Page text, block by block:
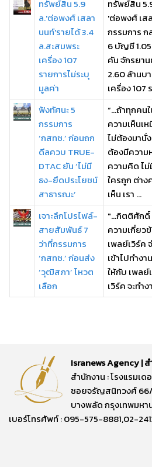
ทรัพย์สิน 5.9
ล.'ต่อพงศ์ เสลา
นนท์'รายได้ 3.4
ล.สะสมพระ
เครื่อง 107
รายการไม่ระบุ
มูลค่า
ทรัพย์สิน
'ต่อพงศ์ เส
กรรมการ ก
6 บัญชี
คัน จักรยา
2.60 ล้านบ
เครื่อง 107
ฟังทัศนะ 5
กรรมการ
‘กสทช.’ ก่อนถก
ดีลควบ TRUE-
DTAC ยัน ‘ไม่มี
ธง-ยึดประโยชน์
สาธารณะ’
“…ถ้าทุกคน
ความเห็นเ
ไม่ต้องมานั่
ต้องมีความ
ความคิด ไ
ใครถูก ต่า
เห็น เรา ...
เจาะลึกโปรไฟล์-
สายสัมพันธ์ 7
ว่าที่กรรมการ
‘กสทช.’ ก่อนส่ง
‘วุฒิสภา’ โหวต
เลือก
"...กิตติศัก
ความเกี่ยว
เพลย์เวิร์ค
เข้าไปทำง
ให้กับ เพลย์
เวิร์ค จะทำ
Isranews Agency |
สำนักงาน : โรงแรมเด
ซอยจรัญสนิทวงศ์ 66/
บางพลัด กรุงเทพมหา
เบอร์โทรศัพท์ : 095-575-8881,02-